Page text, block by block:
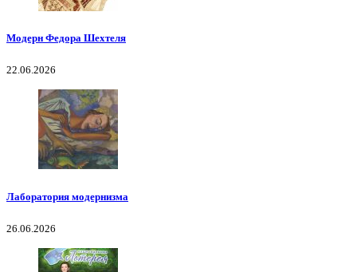
Модерн Федора Шехтеля
22.06.2026
Лаборатория модернизма
26.06.2026